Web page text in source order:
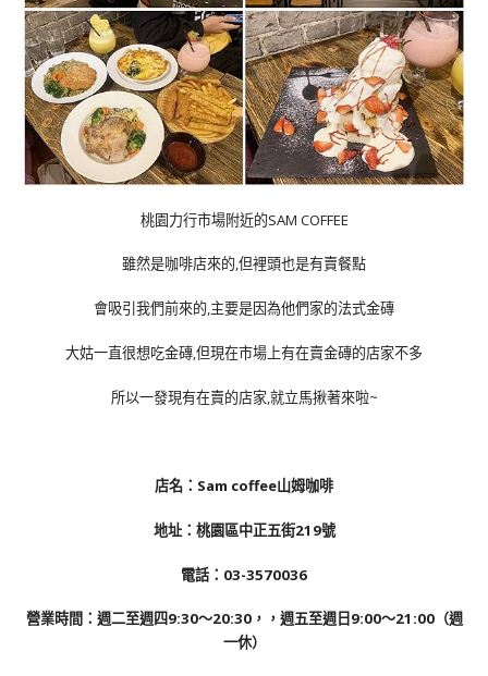
桃園力行市場附近的SAM COFFEE
雖然是咖啡店來的,但裡頭也是有賣餐點
會吸引我們前來的,主要是因為他們家的法式金磚
大姑一直很想吃金磚,但現在市場上有在賣金磚的店家不多
所以一發現有在賣的店家,就立馬揪著來啦~
店名：Sam coffee山姆咖啡
地址：桃園區中正五街219號
電話：03-3570036
營業時間：週二至週四9:30～20:30，，週五至週日9:00～21:00（週
一休）